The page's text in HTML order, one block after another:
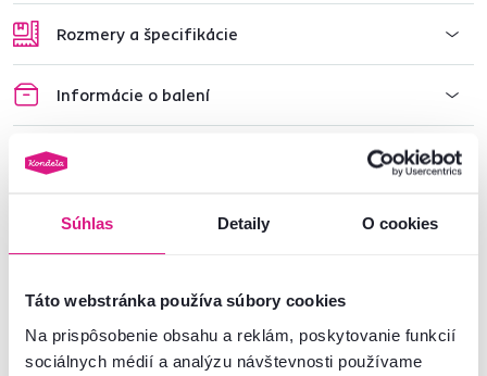
Súhlas Detaily O cookies
Táto webstránka používa súbory cookies
Na prispôsobenie obsahu a reklám, poskytovanie funkcií
sociálnych médií a analýzu návštevnosti používame
Rozmery a špecifikácie
Informácie o balení
Montážny návod
Nenašli ste požadované informácie?